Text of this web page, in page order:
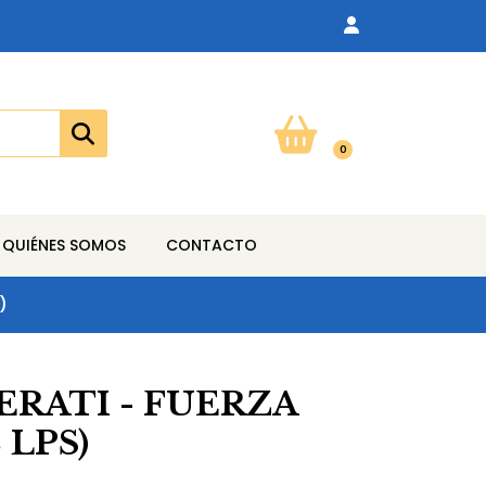
0
QUIÉNES SOMOS CONTACTO
- FUERZA